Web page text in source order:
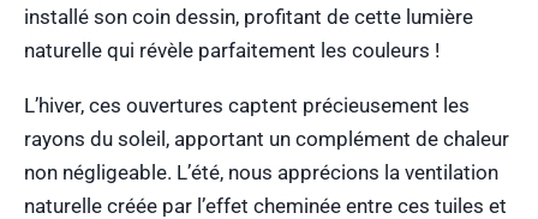
installé son coin dessin, profitant de cette lumière
naturelle qui révèle parfaitement les couleurs !
L’hiver, ces ouvertures captent précieusement les
rayons du soleil, apportant un complément de chaleur
non négligeable. L’été, nous apprécions la ventilation
naturelle créée par l’effet cheminée entre ces tuiles et